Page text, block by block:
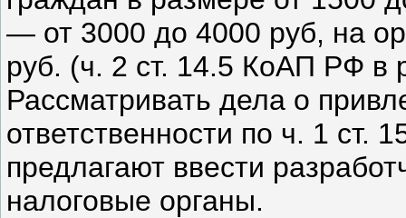
— от 3000 до 4000 руб, на
руб. (ч. 2 ст. 14.5 КоАП РФ в
Рассматривать дела о
ответственности по ч. 1 ст.
предлагают ввести
налоговые органы.